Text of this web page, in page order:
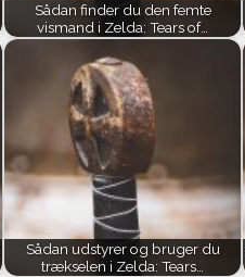
Sådan finder du den femte
vismand i Zelda: Tears of…
Sådan udstyrer og bruger du
trækselen i Zelda: Tears…